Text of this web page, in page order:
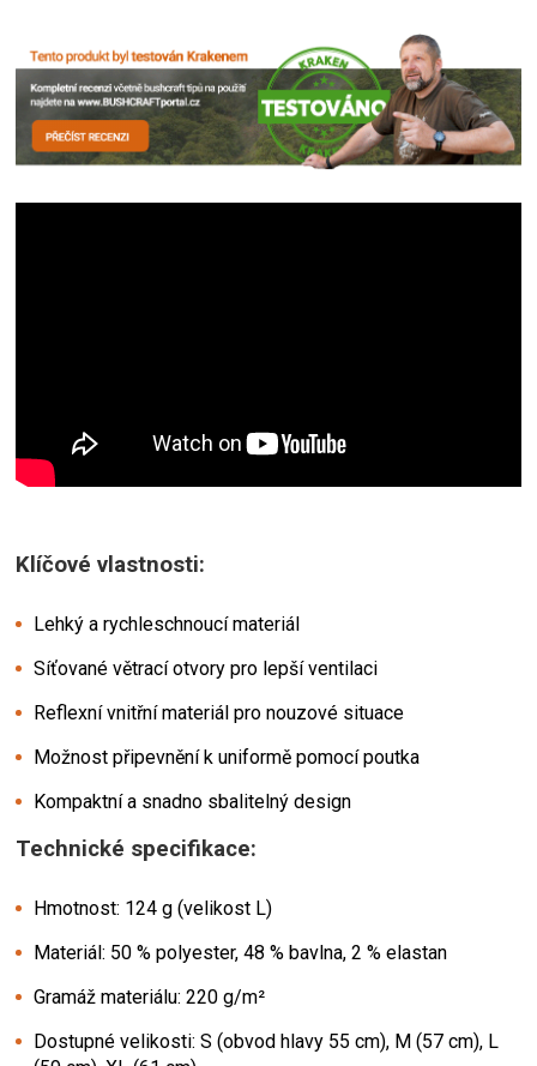
Klíčové vlastnosti:
Lehký a rychleschnoucí materiál
Síťované větrací otvory pro lepší ventilaci
Reflexní vnitřní materiál pro nouzové situace
Možnost připevnění k uniformě pomocí poutka
Kompaktní a snadno sbalitelný design
Technické specifikace:
Hmotnost: 124 g (velikost L)
Materiál: 50 % polyester, 48 % bavlna, 2 % elastan
Gramáž materiálu: 220 g/m²
Dostupné velikosti: S (obvod hlavy 55 cm), M (57 cm), L